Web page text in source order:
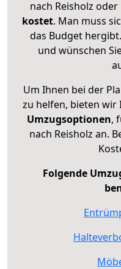
nach Reisholz
kostet. Man muss
das Budget
und wünschen
Um Ihnen bei der
zu helfen, bieten wir
Umzugsoptionen,
nach Reisholz an.
Folgende